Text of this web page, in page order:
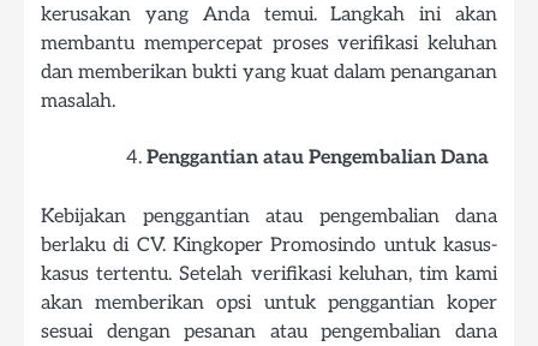
kerusakan yang Anda temui. Langkah ini akan
membantu mempercepat proses verifikasi keluhan
dan memberikan bukti yang kuat dalam penanganan
masalah.
Penggantian atau Pengembalian Dana
Kebijakan penggantian atau pengembalian dana
berlaku di CV. Kingkoper Promosindo untuk kasus-
kasus tertentu. Setelah verifikasi keluhan, tim kami
akan memberikan opsi untuk penggantian koper
sesuai dengan pesanan atau pengembalian dana